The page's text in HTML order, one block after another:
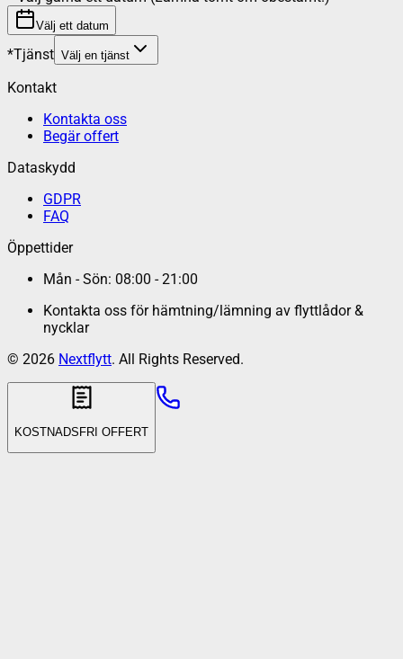
Välj ett datum
*Tjänst Välj en tjänst
Kontakt
Kontakta oss
Begär offert
Dataskydd
GDPR
FAQ
Öppettider
Mån - Sön: 08:00 - 21:00
Kontakta oss för hämtning/lämning av flyttlådor &
nycklar
© 2026 Nextflytt. All Rights Reserved.
KOSTNADSFRI OFFERT